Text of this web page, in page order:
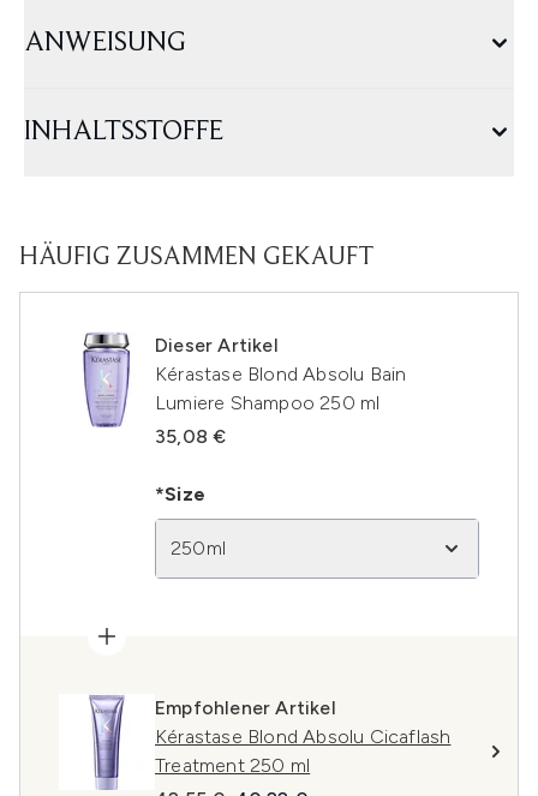
ANWEISUNG
INHALTSSTOFFE
HÄUFIG ZUSAMMEN GEKAUFT
Dieser Artikel
Kérastase Blond Absolu Bain
Lumiere Shampoo 250 ml
35,08 €
*Size
250ml
Empfohlener Artikel
Kérastase Blond Absolu Cicaflash
Treatment 250 ml